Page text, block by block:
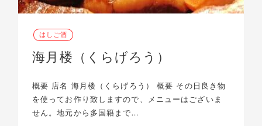
はしご酒
海月楼（くらげろう）
概要 店名 海月楼（くらげろう） 概要 その日良き物
を使ってお作り致しますので、メニューはございま
せん。地元から多国籍まで…